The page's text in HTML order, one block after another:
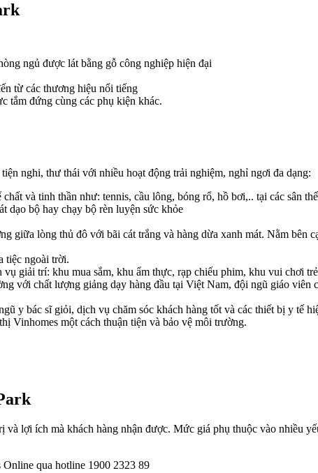
ngủ được lát bằng gỗ công nghiệp hiện đại
từ các thương hiệu nổi tiếng
tắm đứng cùng các phụ kiện khác.
nghi, thư thái với nhiều hoạt động trải nghiệm, nghỉ ngơi đa dạng:
và tinh thần như: tennis, cầu lông, bóng rổ, hồ bơi,.. tại các sân
dạo bộ hay chạy bộ rèn luyện sức khỏe
giữa lòng thủ đô với bãi cát trắng và hàng dừa xanh mát. Nằm bên
tiệc ngoài trời.
giải trí: khu mua sắm, khu ẩm thực, rạp chiếu phim, khu vui chơi
với chất lượng giảng dạy hàng đầu tại Việt Nam, đội ngũ giáo viên
y bác sĩ giỏi, dịch vụ chăm sóc khách hàng tốt và các thiết bị y tế
Vinhomes một cách thuận tiện và bảo vệ môi trường.
lợi ích mà khách hàng nhận được. Mức giá phụ thuộc vào nhiều
qua hotline 1900 2323 89